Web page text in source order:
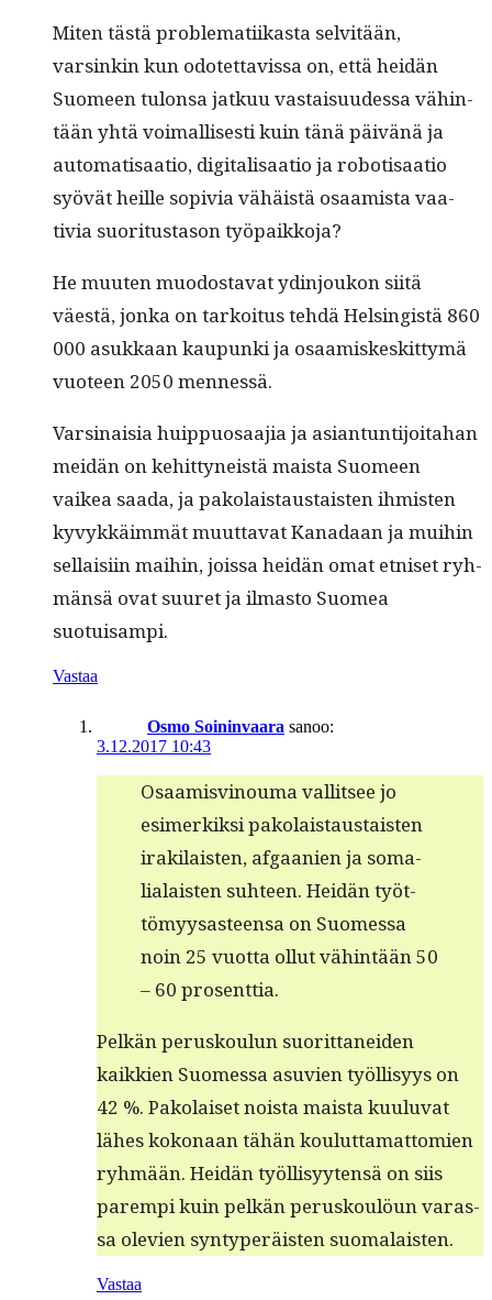
Miten tästä prob­lemati­ikas­ta selvitään,
varsinkin kun odotet­tavis­sa on, että hei­dän
Suomeen tulon­sa jatkuu vas­taisu­udessa vähin­
tään yhtä voimallis­es­ti kuin tänä päivänä ja
automa­ti­saa­tio, dig­i­tal­isaa­tio ja robo­t­i­saa­tio
syövät heille sopivia vähäistä osaamista vaa­
tivia suori­tus­ta­son työpaikkoja?
He muuten muo­dosta­vat ydin­joukon siitä
väestä, jon­ka on tarkoi­tus tehdä Helsingistä 860
000 asukkaan kaupun­ki ja osaamiskeskit­tymä
vuo­teen 2050 mennessä.
Varsi­naisia huip­pu­osaa­jia ja asiantun­ti­joita­han
mei­dän on kehit­tyneistä maista Suomeen
vaikea saa­da, ja pako­lais­taus­tais­ten ihmis­ten
kyvykkäim­mät muut­ta­vat Kanadaan ja mui­hin
sel­l­aisi­in mai­hin, jois­sa hei­dän omat etniset ryh­
män­sä ovat suuret ja ilmas­to Suomea
suotuisampi.
Vastaa
Osmo Soininvaara sanoo:
3.12.2017 10:43
Osaamisvi­nouma val­lit­see jo
esimerkik­si pako­lais­taus­tais­ten
irak­i­lais­ten, afgaanien ja soma­
lialais­ten suh­teen. Hei­dän työt­
tömyysas­teen­sa on Suomes­sa
noin 25 vuot­ta ollut vähin­tään 50
– 60 prosenttia.
Pelkän perusk­oulun suorit­tanei­den
kaikkien Suomes­sa asu­vien työl­lisyys on
42 %. Pako­laiset noista maista kuu­lu­vat
läh­es kokon­aan tähän koulut­ta­mat­tomien
ryh­mään. Hei­dän työl­lisyyten­sä on siis
parem­pi kuin pelkän perusk­oulöun varas­
sa ole­vien syn­type­r­äis­ten suomalaisten.
Vastaa